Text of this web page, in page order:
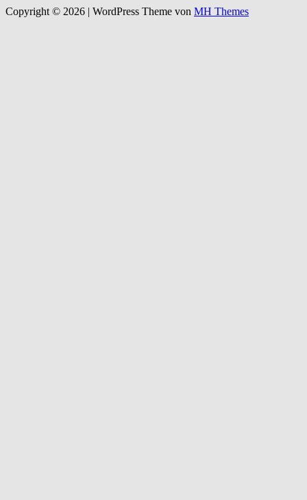
Copyright © 2026 | WordPress Theme von MH Themes